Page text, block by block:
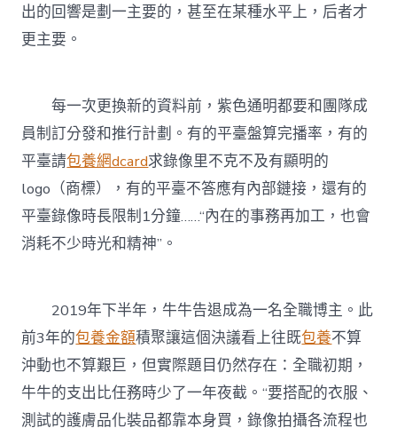
出的回響是劃一主要的，甚至在某種水平上，后者才
更主要。
每一次更換新的資料前，紫色通明都要和團隊成
員制訂分發和推行計劃。有的平臺盤算完播率，有的
平臺請包養網dcard求錄像里不克不及有顯明的
logo（商標），有的平臺不答應有內部鏈接，還有的
平臺錄像時長限制1分鐘……“內在的事務再加工，也會
消耗不少時光和精神”。
2019年下半年，牛牛告退成為一名全職博主。此
前3年的包養金額積聚讓這個決議看上往既包養不算
沖動也不算艱巨，但實際題目仍然存在：全職初期，
牛牛的支出比任務時少了一年夜截。“要搭配的衣服、
測試的護膚品化裝品都靠本身買，錄像拍攝各流程也